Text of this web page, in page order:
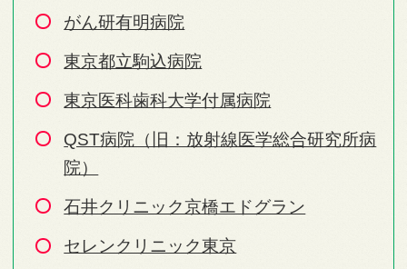
がん研有明病院
東京都立駒込病院
東京医科歯科大学付属病院
QST病院（旧：放射線医学総合研究所病
院）
石井クリニック京橋エドグラン
セレンクリニック東京